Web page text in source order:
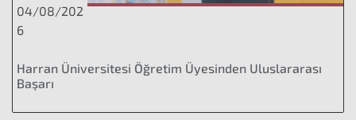
04/08/202
6
Harran Üniversitesi Öğretim Üyesinden Uluslararası
Başarı